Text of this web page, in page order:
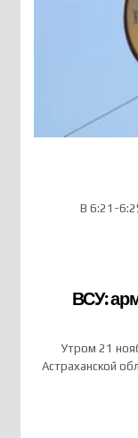
В 6:21-
ВСУ:
Утром 21
Астраханской